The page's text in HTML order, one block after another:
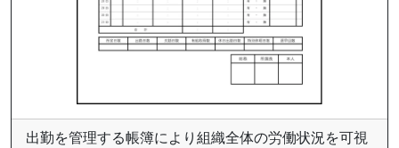
出勤を管理する帳簿により組織全体の労働状況を可視